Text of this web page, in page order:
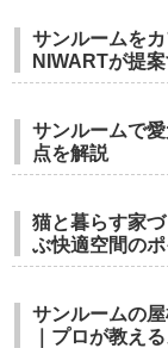
サンルームを
NIWARTが提
サンルームで
点を解説
猫と暮らす家
ぶ快適空間のポ
サンルームの
｜プロが教え